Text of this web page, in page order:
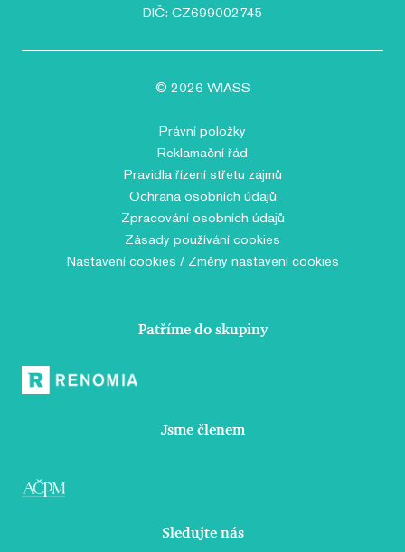
DIČ: CZ699002745
© 2026 WIASS
Právní položky
Reklamační řád
Pravidla řízení střetu zájmů
Ochrana osobních údajů
Zpracování osobních údajů
Zásady používání cookies
Nastavení cookies / Změny nastavení cookies
Patříme do skupiny
Jsme členem
Sledujte nás